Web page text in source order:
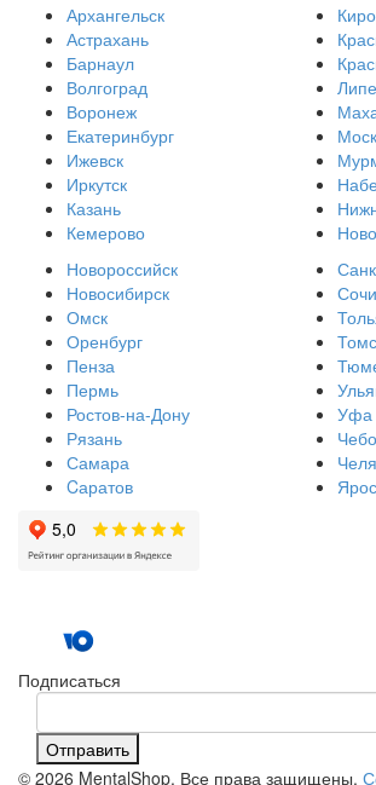
Архангельск
Астрахань
Барнаул
Волгоград
Воронеж
Екатеринбург
Ижевск
Иркутск
Казань
Кемерово
Новороссийск
Новосибирск
Омск
Оренбург
Пенза
Пермь
Ростов-на-Дону
Рязань
Самара
Cаратов
Сочи
Уфа
Подписаться
Отправить
© 2026 MentalShop. Все права защищены.